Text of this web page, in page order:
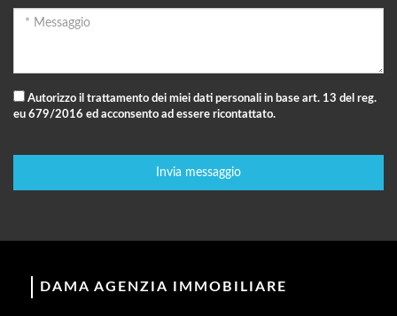
Autorizzo il trattamento dei miei dati personali in base art. 13 del reg.
eu 679/2016 ed acconsento ad essere ricontattato.
DAMA AGENZIA IMMOBILIARE